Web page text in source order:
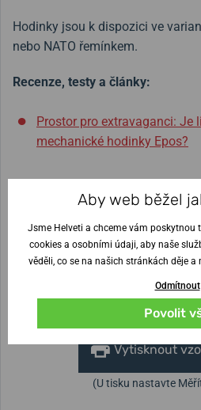
Hodinky jsou k dispozici ve
nebo NATO řemínkem.
Recenze, testy a články:
Prostor pro extravaganci: Je
mechanické hodinky Epos?
Šířka řemínku
22 mm
13,3 mm
Nejste si jisti
Vytisknout
(U tisku nastavte
Aby web běžel
Jsme Helveti a chceme vám poskytnou
cookies a osobními údaji, aby naše
věděli, co se na našich stránkách děje
Odmítnout
Povolit